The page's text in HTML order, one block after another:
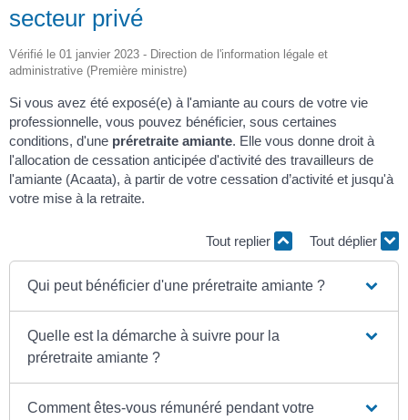
secteur privé
Vérifié le 01 janvier 2023 - Direction de l'information légale et
administrative (Première ministre)
Si vous avez été exposé(e) à l'amiante au cours de votre vie
professionnelle, vous pouvez bénéficier, sous certaines
conditions, d'une préretraite amiante. Elle vous donne droit à
l'allocation de cessation anticipée d'activité des travailleurs de
l'amiante (Acaata), à partir de votre cessation d’activité et jusqu'à
votre mise à la retraite.
Tout replier Tout déplier
Qui peut bénéficier d'une préretraite amiante ?
Quelle est la démarche à suivre pour la
préretraite amiante ?
Comment êtes-vous rémunéré pendant votre